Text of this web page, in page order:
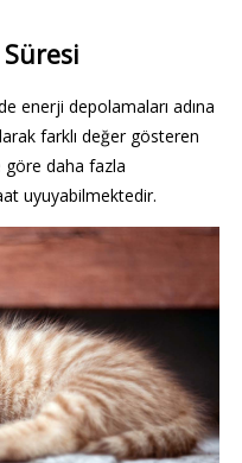
enerji depolamaları adına
farklı değer gösteren
göre daha fazla
uyuyabilmektedir.